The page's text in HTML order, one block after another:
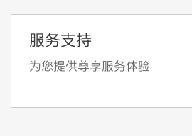
服务支持
为您提供尊享服务体验